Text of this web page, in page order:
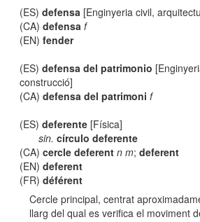
(ES)defensa [Enginyeria civil,
(CA)defensa f
(EN)fender
(ES)defensa del patrimonio
construcció]
(CA)defensa del patrimoni f
(ES)deferente [Física]
sin. círculo deferente
(CA)cercle deferent n m;deferent
(EN)deferent
(FR)déférent
Cercle principal, centrat
llarg del qual es verifica el moviment